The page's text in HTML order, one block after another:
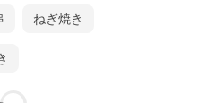
ねぎ焼き